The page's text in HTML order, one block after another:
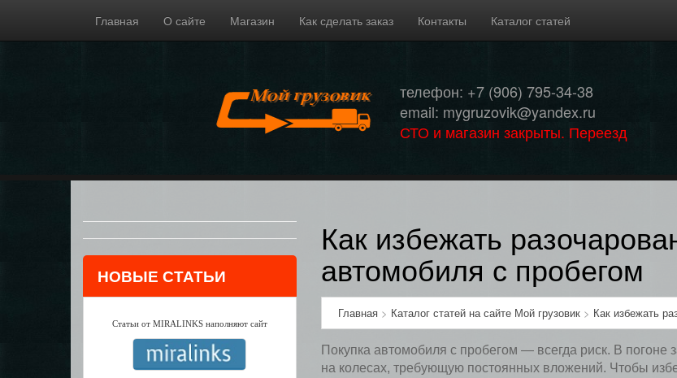
Главная О сайте Магазин Как сделать заказ Контакты Каталог статей
телефон: +7 (906) 795-34-38
email: mygruzovik@yandex.ru
СТО и магазин закрыты. Переезд
Как избежать
автомобиля с пробегом
Главная> Каталог статей на сайте Мой грузовик> Как избежать
Покупка автомобиля с пробегом — всегда риск. В
на колесах, требующую постоянных вложений. Чтобы
НОВЫЕ СТАТЬИ
Статьи от MIRALINKS наполняют сайт